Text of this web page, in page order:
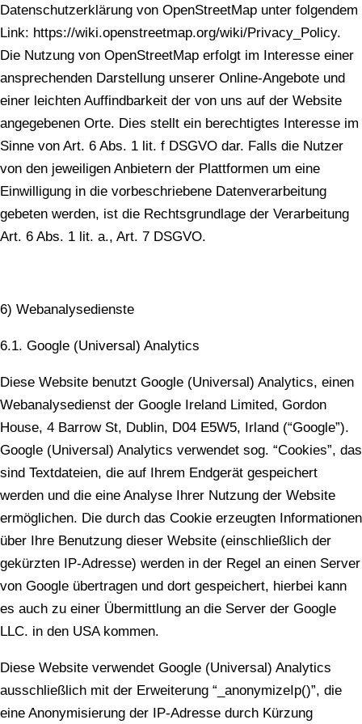
Datenschutzerklärung von OpenStreetMap unter folgendem
Link: https://wiki.openstreetmap.org/wiki/Privacy_Policy.
Die Nutzung von OpenStreetMap erfolgt im Interesse einer
ansprechenden Darstellung unserer Online-Angebote und
einer leichten Auffindbarkeit der von uns auf der Website
angegebenen Orte. Dies stellt ein berechtigtes Interesse im
Sinne von Art. 6 Abs. 1 lit. f DSGVO dar. Falls die Nutzer
von den jeweiligen Anbietern der Plattformen um eine
Einwilligung in die vorbeschriebene Datenverarbeitung
gebeten werden, ist die Rechtsgrundlage der Verarbeitung
Art. 6 Abs. 1 lit. a., Art. 7 DSGVO.
6) Webanalysedienste
6.1. Google (Universal) Analytics
Diese Website benutzt Google (Universal) Analytics, einen
Webanalysedienst der Google Ireland Limited, Gordon
House, 4 Barrow St, Dublin, D04 E5W5, Irland (“Google”).
Google (Universal) Analytics verwendet sog. “Cookies”, das
sind Textdateien, die auf Ihrem Endgerät gespeichert
werden und die eine Analyse Ihrer Nutzung der Website
ermöglichen. Die durch das Cookie erzeugten Informationen
über Ihre Benutzung dieser Website (einschließlich der
gekürzten IP-Adresse) werden in der Regel an einen Server
von Google übertragen und dort gespeichert, hierbei kann
es auch zu einer Übermittlung an die Server der Google
LLC. in den USA kommen.
Diese Website verwendet Google (Universal) Analytics
ausschließlich mit der Erweiterung “_anonymizeIp()”, die
eine Anonymisierung der IP-Adresse durch Kürzung